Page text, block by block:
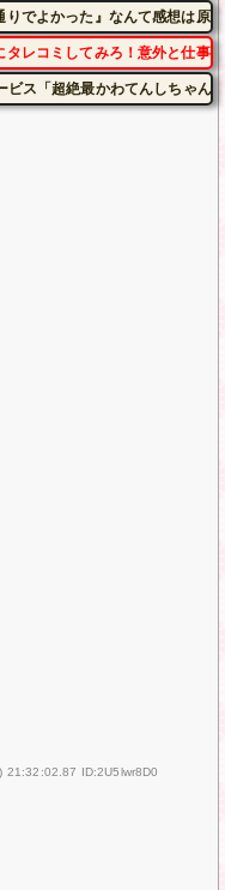
でよかった』なんて感想は原
レコミしてみろ！意外と仕事
ビス「超絶最かわてんしちゃん
21:32:02.87 ID:2U5lwr8D0